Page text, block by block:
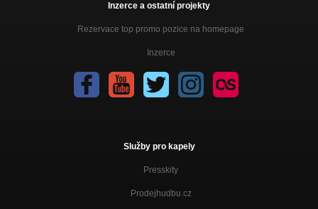
Inzerce a ostatní projekty
Rezervace top promo pozice na homepage
Inzerce
Služby pro kapely
Presskity
Prodejhudbu.cz